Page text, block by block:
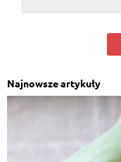
Najnowsze artykuły